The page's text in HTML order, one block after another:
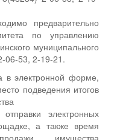
предварительно
по управлению
муниципального
06-53, 2-19-21.
в электронной форме,
подведения итогов
электронных
а также время
имущества